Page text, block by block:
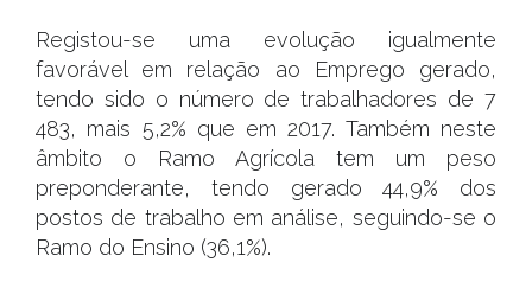
Registou-se uma evolução igualmente
favorável em relação ao Emprego gerado,
tendo sido o número de trabalhadores de 7
483, mais 5,2% que em 2017. Também neste
âmbito o Ramo Agrícola tem um peso
preponderante, tendo gerado 44,9% dos
postos de trabalho em análise, seguindo-se o
Ramo do Ensino (36,1%).